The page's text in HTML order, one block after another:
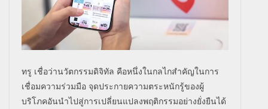
ทรู เชื่อว่านวัตกรรมดิจิทัล คือหนึ่งในกลไกสำคัญในการ
เชื่อมความร่วมมือ จุดประกายความตระหนักรู้ของผู้
บริโภคอันนำไปสู่การเปลี่ยนแปลงพฤติกรรมอย่างยั่งยืนได้